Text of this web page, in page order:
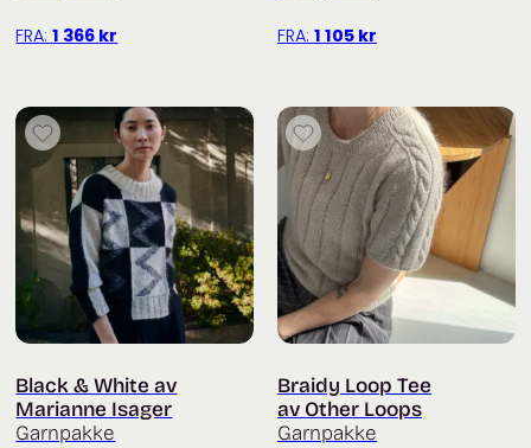
FRA:1 366 kr FRA: 1 105 kr
Black & White av
Marianne Isager
Garnpakke
Braidy Loop Tee
av Other Loops
Garnpakke